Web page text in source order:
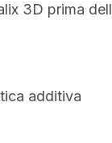
3D prima
additiva